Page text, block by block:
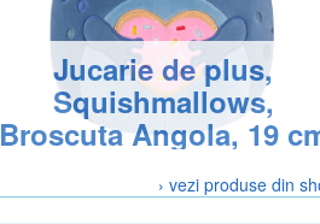
Jucarie de plus,
Squishmallows,
Broscuta Angola, 19
› vezi produse din